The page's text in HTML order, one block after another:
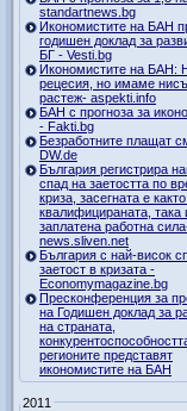
standartnews.bg
Икономистите на БАН
годишен доклад за
БГ - Vesti.bg
Икономистите на БАН:
рецесия, но имаме
растеж- aspekti.info
БАН с прогноза за
- Fakti.bg
Безработните плащат
DW.de
България регистрира
спад на заетостта по
криза, засегната е
квалифицираната, така
заплатена работна
news.sliven.net
България с най-висок
заетост в кризата -
Economymagazine.bg
Пресконференция за
на Годишен доклад за
на страната,
регионите представят
икономистите на БАН
2011